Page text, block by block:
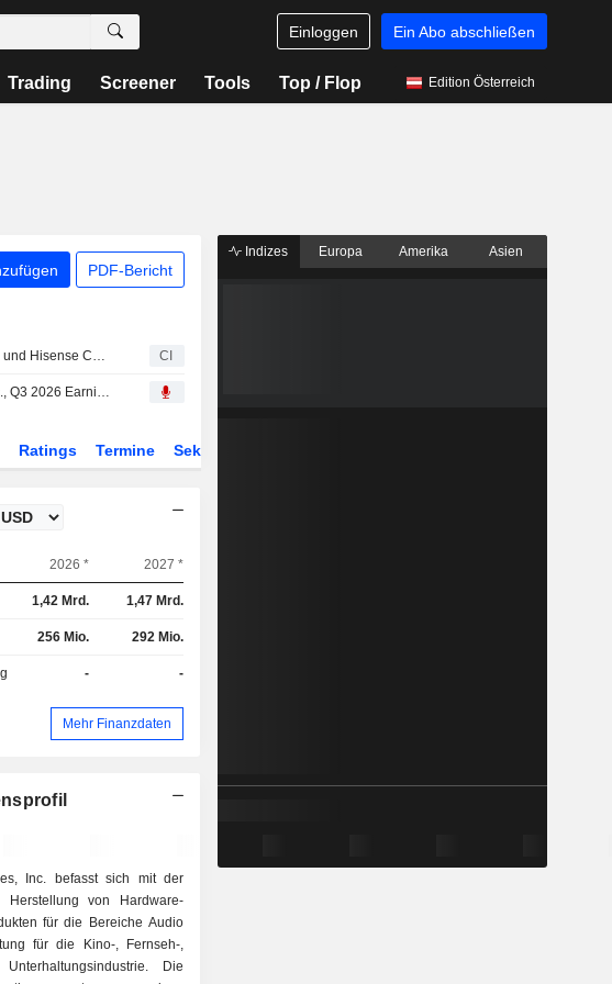
Einloggen Ein Abo abschließen
Trading Screener Tools Top / Flop Edition Österreich
PDF-Bericht
Dolby Laboratories Inc. und Hisense Co., Ltd. bringen Dolby Vision 2 auf ausgewählte Hisense-TVs CI
Dolby Laboratories, Inc., Q3 2026 Earnings Call, Jul 30, 2026
Ratings Termine Sektor
2026 * 2027 *
1,42 Mrd. 1,47 Mrd.
256 Mio. 292 Mio.
- -
Mehr Finanzdaten
Inc. befasst sich mit der
Herstellung von Hardware-
für die Bereiche Audio
für die Kino-, Fernseh-,
Die
Indizes Europa Amerika Asien